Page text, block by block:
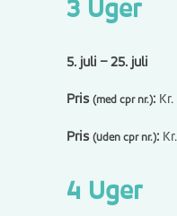
3 Uger
5. juli – 25. juli
Pris (med cpr nr.):
Pris (uden cpr nr.):
4 Uger